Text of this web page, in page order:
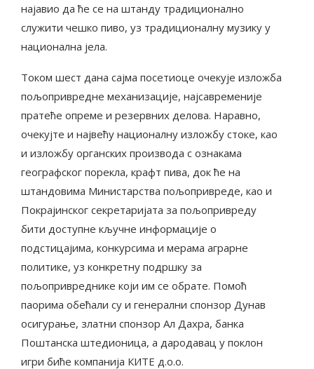
најавио да ће се на штанду традиционално
служити чешко пиво, уз традиционалну музику у
национална јела.
Током шест дана сајма посетиоце очекује изложба
пољопривредне механизације, најсавременије
пратеће опреме и резервних делова. Наравно,
очекујте и највећу националну изложбу стоке, као
и изложбу органских производа с ознакама
географског порекла, крафт пива, док ће на
штандовима Министарства пољопривреде, као и
Покрајинског секретаријата за пољопривреду
бити доступне кључне информације о
подстицајима, конкурсима и мерама аграрне
политике, уз конкретну подршку за
пољопривреднике који им се обрате. Помоћ
паорима обећали су и генерални спонзор Дунав
осигурање, златни спонзор Ал Дахра, банка
Поштанска штедионица, а дародавац у поклон
игри биће компанија КИТЕ д.о.о.